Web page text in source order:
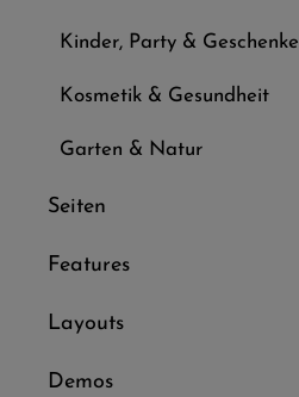
Kinder, Party & Geschenke
Kosmetik & Gesundheit
Garten & Natur
Seiten
Features
Layouts
Demos